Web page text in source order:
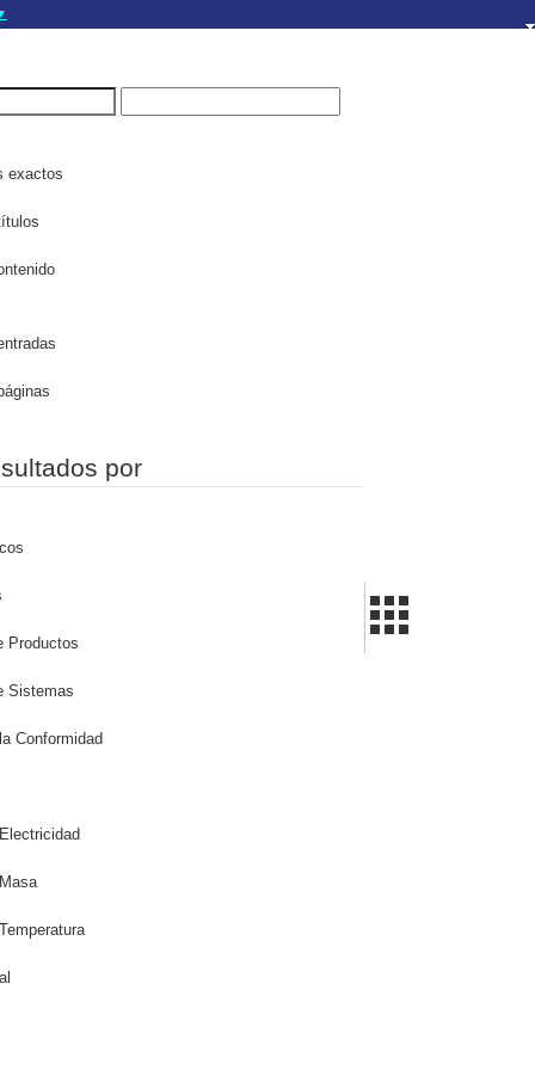
seguros utilizan
Comparte
exactos
por
Productos
Sistemas
Conformidad